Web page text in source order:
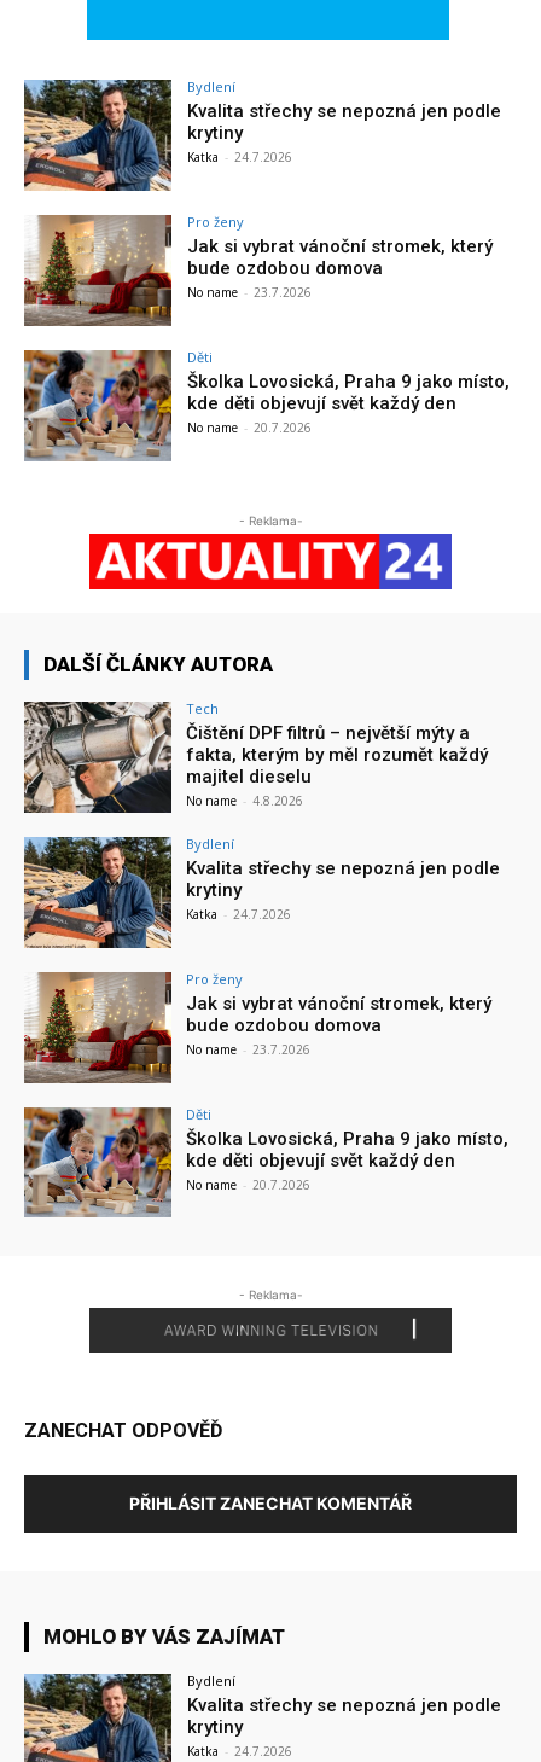
Bydlení
Kvalita střechy se nepozná jen podle
krytiny
Katka - 24.7.2026
Pro ženy
Jak si vybrat vánoční stromek, který
bude ozdobou domova
No name - 23.7.2026
Děti
Školka Lovosická, Praha 9 jako místo,
kde děti objevují svět každý den
No name - 20.7.2026
- Reklama-
DALŠÍ ČLÁNKY AUTORA
Tech
Čištění DPF filtrů – největší mýty a
fakta, kterým by měl rozumět každý
majitel dieselu
No name - 4.8.2026
Bydlení
Kvalita střechy se nepozná jen podle
krytiny
Katka - 24.7.2026
Pro ženy
Jak si vybrat vánoční stromek, který
bude ozdobou domova
No name - 23.7.2026
Děti
Školka Lovosická, Praha 9 jako místo,
kde děti objevují svět každý den
No name - 20.7.2026
- Reklama-
ZANECHAT ODPOVĚĎ
PŘIHLÁSIT ZANECHAT KOMENTÁŘ
MOHLO BY VÁS ZAJÍMAT
Bydlení
Kvalita střechy se nepozná jen podle
krytiny
Katka - 24.7.2026